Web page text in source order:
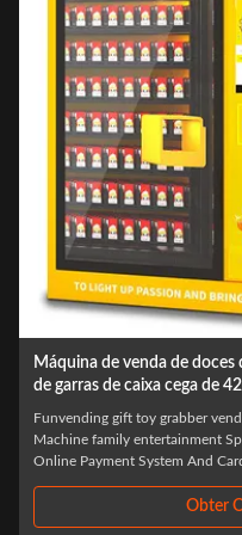
Máquina de venda de
de garras de caixa cega de
Funvending gift toy grabber
Machine family entertainment
Online Payment System And
Quantity. Language. Color:Obter